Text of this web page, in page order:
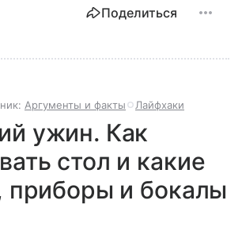
Поделиться
Аргументы и факты Лайфхаки
ужин. Как
стол и какие
приборы и бокалы